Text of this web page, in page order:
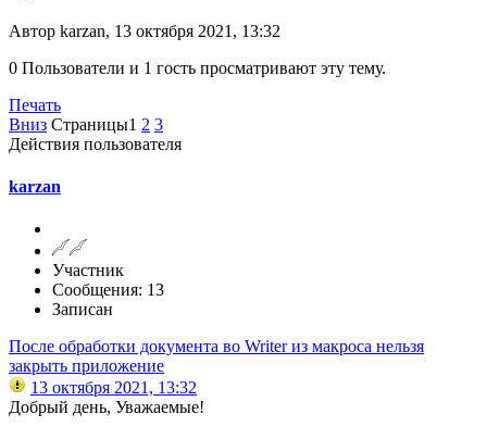
Автор karzan, 13 октября 2021, 13:32
0 Пользователи и 1 гость просматривают эту тему.
Печать
Вниз Страницы1 2 3
Действия пользователя
karzan
Участник
Сообщения: 13
Записан
После обработки документа во Writer из макроса нельзя
закрыть приложение
13 октября 2021, 13:32
Добрый день, Уважаемые!